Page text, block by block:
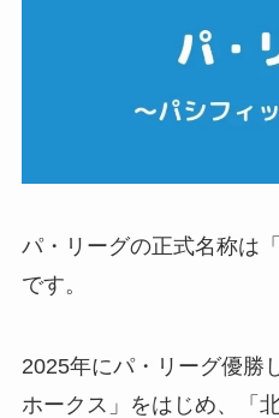
パ・リーグの正式名称は
です。
2025年にパ・リーグ優勝
ホークス」をはじめ、「